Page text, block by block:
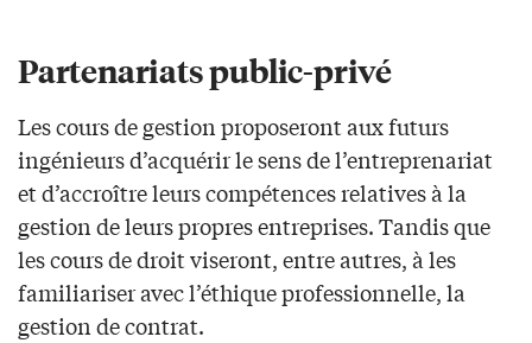
Partenariats public-privé
Les cours de gestion proposeront aux futurs
ingénieurs d’acquérir le sens de l’entreprenariat
et d’accroître leurs compétences relatives à la
gestion de leurs propres entreprises. Tandis que
les cours de droit viseront, entre autres, à les
familiariser avec l’éthique professionnelle, la
gestion de contrat.